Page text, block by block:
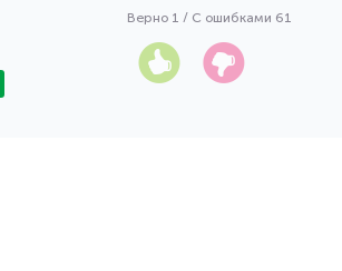
Верно 1 / С ошибками 61